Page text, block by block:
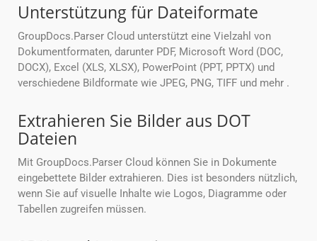
Unterstützung für Dateiformate
GroupDocs.Parser Cloud unterstützt eine Vielzahl von
Dokumentformaten, darunter PDF, Microsoft Word (DOC,
DOCX), Excel (XLS, XLSX), PowerPoint (PPT, PPTX) und
verschiedene Bildformate wie JPEG, PNG, TIFF und mehr .
Extrahieren Sie Bilder aus DOT
Dateien
Mit GroupDocs.Parser Cloud können Sie in Dokumente
eingebettete Bilder extrahieren. Dies ist besonders nützlich,
wenn Sie auf visuelle Inhalte wie Logos, Diagramme oder
Tabellen zugreifen müssen.